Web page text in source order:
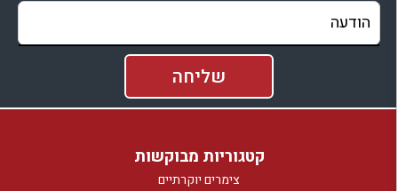
קטגוריות מבוקשות
צימרים יוקרתיים